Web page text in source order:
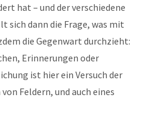
hat – und der verschiedene
sich dann die Frage, was mit
die Gegenwart durchzieht:
Erinnerungen oder
ist hier ein Versuch der
Feldern, und auch eines